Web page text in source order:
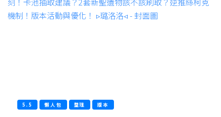
5.5 懶人包 整理 版本